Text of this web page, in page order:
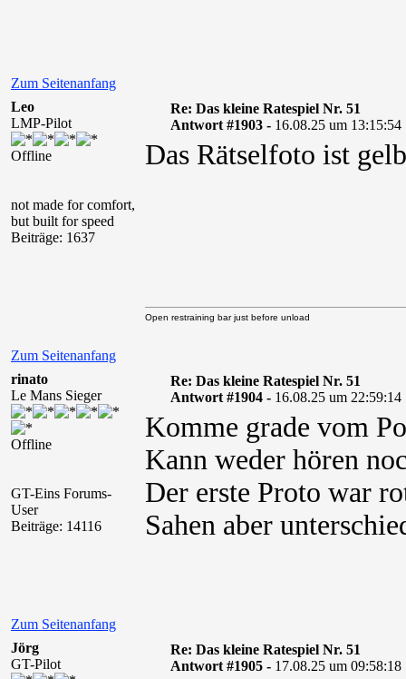
Zum Seitenanfang
Leo
LMP-Pilot
Offline
not made for comfort,
but built for speed
Beiträge: 1637
Re: Das kleine Ratespiel Nr. 51
Antwort #1903 - 16.08.25 um 13:15:54
Das Rätselfoto ist
Zum Seitenanfang
Open restraining bar just before unload
rinato
Le Mans Sieger
Offline
GT-Eins Forums-
User
Beiträge: 14116
Re: Das kleine Ratespiel Nr. 51
Antwort #1904 - 16.08.25 um 22:59:14
Komme grade vom
Kann weder hören
Der erste Proto war
Sahen aber
Zum Seitenanfang
Jörg
GT-Pilot
Re: Das kleine Ratespiel Nr. 51
Antwort #1905 - 17.08.25 um 09:58:18